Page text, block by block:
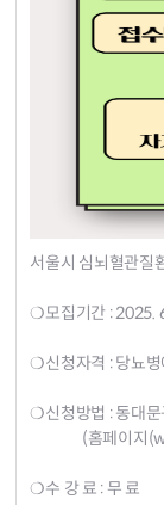
서울시 심뇌혈관질
​❍모집기간 : 2025.
❍신청자격 : 당뇨병
❍신청방법 : 동대문
(홈페이지
❍수 강 료 : 무 료